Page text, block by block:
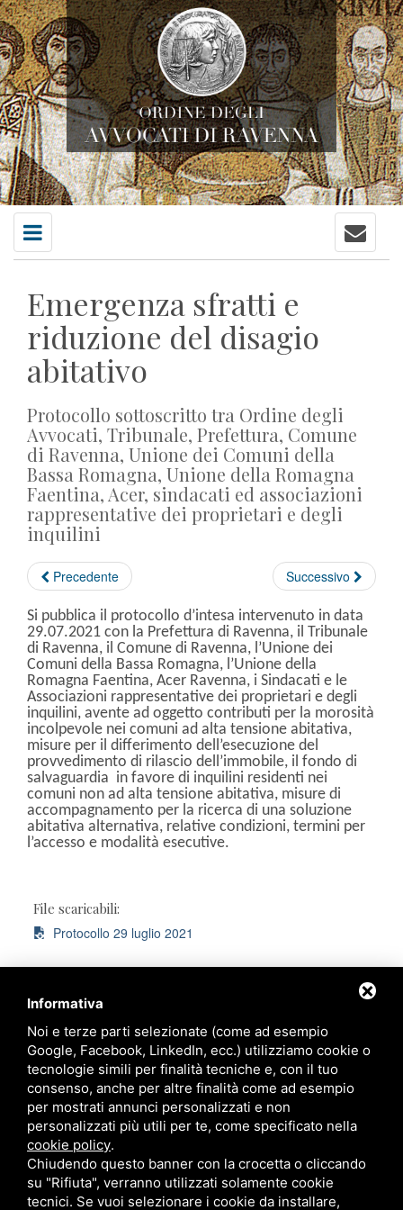
Menu
principale
Contatti
Emergenza sfratti e
riduzione del disagio
abitativo
Protocollo sottoscritto tra Ordine degli
Avvocati, Tribunale, Prefettura, Comune
di Ravenna, Unione dei Comuni della
Bassa Romagna, Unione della Romagna
Faentina, Acer, sindacati ed associazioni
rappresentative dei proprietari e degli
inquilini
Precedente Successivo
Si pubblica il protocollo d’intesa intervenuto in data
29.07.2021 con la Prefettura di Ravenna, il Tribunale
di Ravenna, il Comune di Ravenna, l’Unione dei
Comuni della Bassa Romagna, l’Unione della
Romagna Faentina, Acer Ravenna, i Sindacati e le
Associazioni rappresentative dei proprietari e degli
inquilini, avente ad oggetto contributi per la morosità
incolpevole nei comuni ad alta tensione abitativa,
misure per il differimento dell’esecuzione del
provvedimento di rilascio dell’immobile, il fondo di
salvaguardia in favore di inquilini residenti nei
comuni non ad alta tensione abitativa, misure di
accompagnamento per la ricerca di una soluzione
abitativa alternativa, relative condizioni, termini per
l’accesso e modalità esecutive.
File scaricabili:
Protocollo 29 luglio 2021
Ordine degli Avvocati di Ravenna
Palazzo di Giustizia
Viale Giovanni Falcone, 67
Ravenna - 48124
Contatti
Informativa
Noi e terze parti selezionate (come ad esempio
Google, Facebook, LinkedIn, ecc.) utilizziamo cookie o
tecnologie simili per finalità tecniche e, con il tuo
consenso, anche per altre finalità come ad esempio
per mostrati annunci personalizzati e non
personalizzati più utili per te, come specificato nella
cookie policy.
Chiudendo questo banner con la crocetta o cliccando
su "Rifiuta", verranno utilizzati solamente cookie
tecnici. Se vuoi selezionare i cookie da installare,